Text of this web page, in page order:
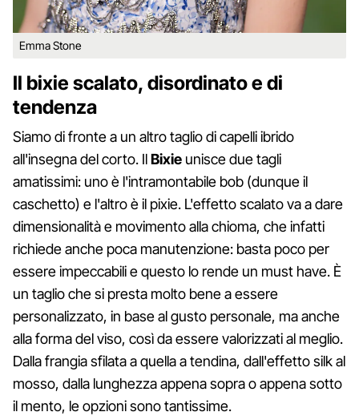
Emma Stone
Il bixie scalato, disordinato e di
tendenza
Siamo di fronte a un altro taglio di capelli ibrido
all'insegna del corto. IlBixie unisce due tagli
amatissimi: uno è l'intramontabile bob (dunque il
caschetto) e l'altro è il pixie. L'effetto scalato va a dare
dimensionalità e movimento alla chioma, che infatti
richiede anche poca manutenzione: basta poco per
essere impeccabili e questo lo rende un must have. È
un taglio che si presta molto bene a essere
personalizzato, in base al gusto personale, ma anche
alla forma del viso, così da essere valorizzati al meglio.
Dalla frangia sfilata a quella a tendina, dall'effetto silk al
mosso, dalla lunghezza appena sopra o appena sotto
il mento, le opzioni sono tantissime.